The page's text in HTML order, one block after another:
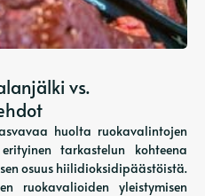
vs.
huolta ruokavalintojen
tarkastelun kohteena
osuus hiilidioksidipäästöistä.
ruokavalioiden yleistymisen